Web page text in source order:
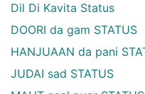
Dil Di Kavita Status
DOORI da gam STATUS
HANJUAAN da pani
JUDAI sad STATUS